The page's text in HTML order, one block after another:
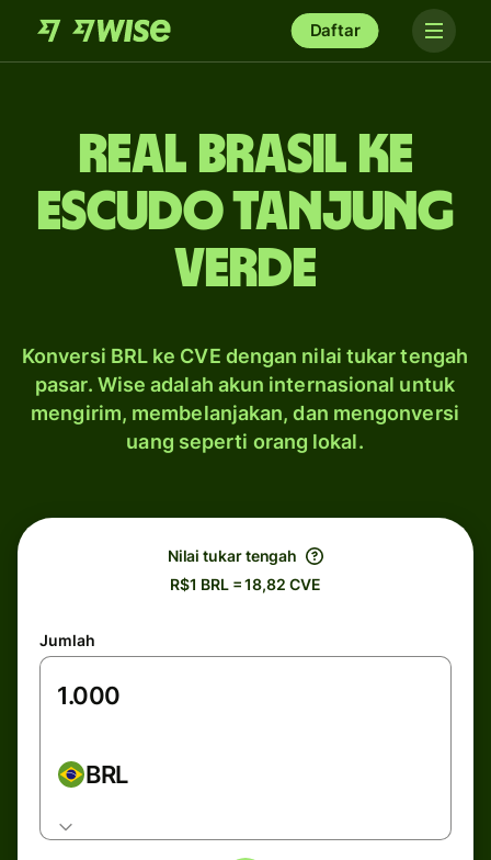
Daftar
real Brasil ke
escudo Tanjung
Verde
Konversi BRL ke CVE dengan nilai tukar tengah
pasar. Wise adalah akun internasional untuk
mengirim, membelanjakan, dan mengonversi
uang seperti orang lokal.
Nilai tukar tengah
R$1 BRL = 18,82 CVE
Jumlah
BRL